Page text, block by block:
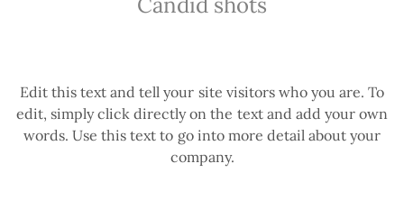
Edit this text and tell your site visitors who you are. To
edit, simply click directly on the text and add your own
words. Use this text to go into more detail about your
company.